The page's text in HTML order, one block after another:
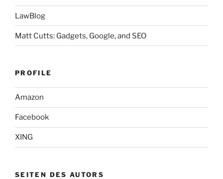
LawBlog
Matt Cutts: Gadgets, Google, and SEO
PROFILE
Amazon
Facebook
XING
SEITEN DES AUTORS